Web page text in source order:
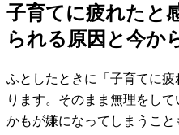
子育てに疲れたと
られる原因と今か
ふとしたときに「子育てに
ります。そのまま無理をし
かもが嫌になってしまうこ